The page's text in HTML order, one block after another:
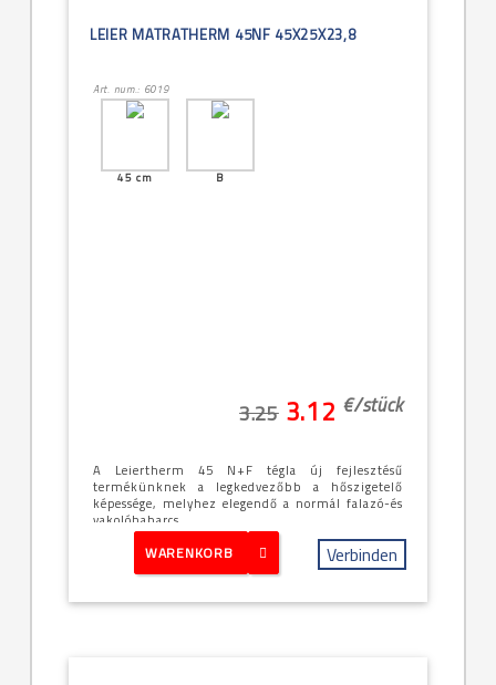
LEIER MATRATHERM 45NF 45X25X23,8
Art. num.: 6019
45 cm B
3.25 3.12 €/stück
A Leiertherm 45 N+F tégla új fejlesztésű
termékünknek a legkedvezőbb a hőszigetelő
képessége, melyhez elegendő a normál falazó-és
vakolóhabarcs ...
WARENKORB Verbinden